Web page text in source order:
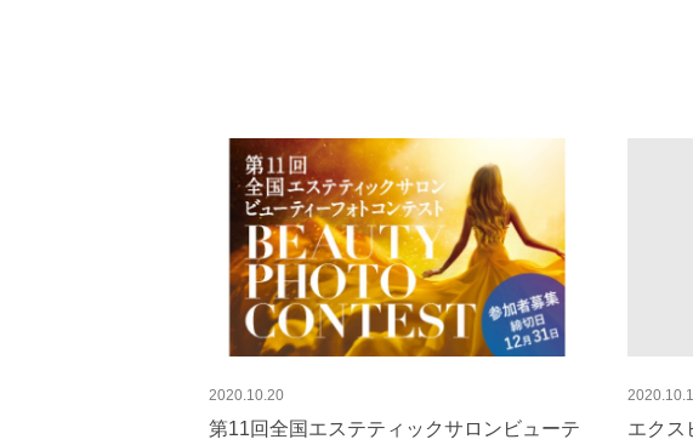
2020.10.20
第11回全国エステティックサロンビューテ
エクス